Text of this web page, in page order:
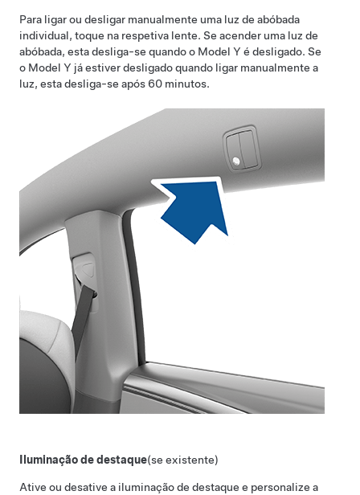
Para ligar ou desligar manualmente uma luz de abóbada
individual, toque na respetiva lente. Se acender uma luz de
abóbada, esta desliga-se quando o Model Y é desligado. Se
o Model Y já estiver desligado quando ligar manualmente a
luz, esta desliga-se após 60 minutos.
Iluminação de destaque(se existente)
Ative ou desative a iluminação de destaque e personalize a